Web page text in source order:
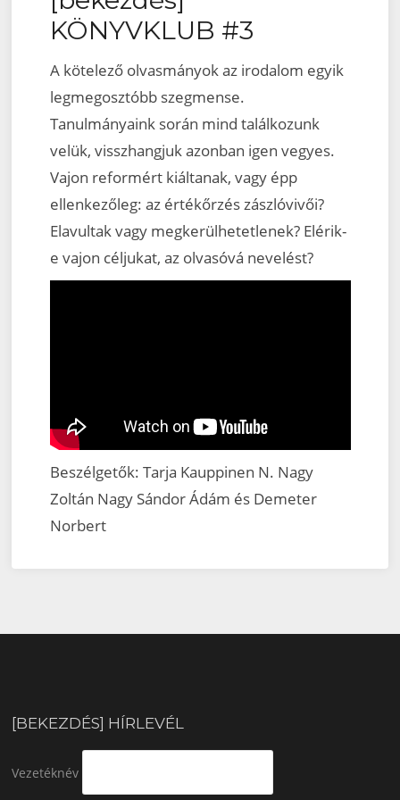
KÖNYVKLUB #3
A kötelező olvasmányok az irodalom egyik
legmegosztóbb szegmense.
Tanulmányaink során mind találkozunk
velük, visszhangjuk azonban igen vegyes.
Vajon reformért kiáltanak, vagy épp
ellenkezőleg: az értékőrzés zászlóvivői?
Elavultak vagy megkerülhetetlenek? Elérik-
e vajon céljukat, az olvasóvá nevelést?
Beszélgetők: Tarja Kauppinen N. Nagy
Zoltán Nagy Sándor Ádám és Demeter
Norbert
[BEKEZDÉS] HÍRLEVÉL
Vezetéknév